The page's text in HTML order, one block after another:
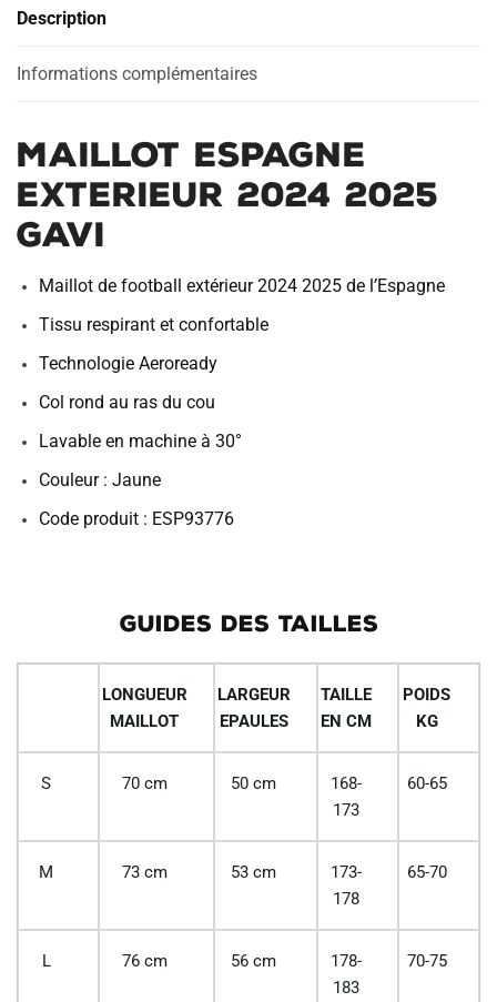
Gavi
Description
Informations complémentaires
Maillot Espagne
Exterieur 2024 2025
Gavi
Maillot de football extérieur 2024 2025 de l’Espagne
Tissu respirant et confortable
Technologie Aeroready
Col rond au ras du cou
Lavable en machine à 30°
Couleur : Jaune
Code produit : ESP93776
GUIDES DES TAILLES
LONGUEUR
MAILLOT
LARGEUR
EPAULES
TAILLE
EN CM
POIDS
KG
S 70 cm 50 cm
168-
173
60-65
M 73 cm 53 cm
173-
178
65-70
L 76 cm 56 cm
178-
183
70-75